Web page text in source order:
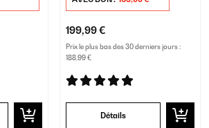
199,99 €
Prix le plus bas des 30 derniers jours :
188,99 €
Détails